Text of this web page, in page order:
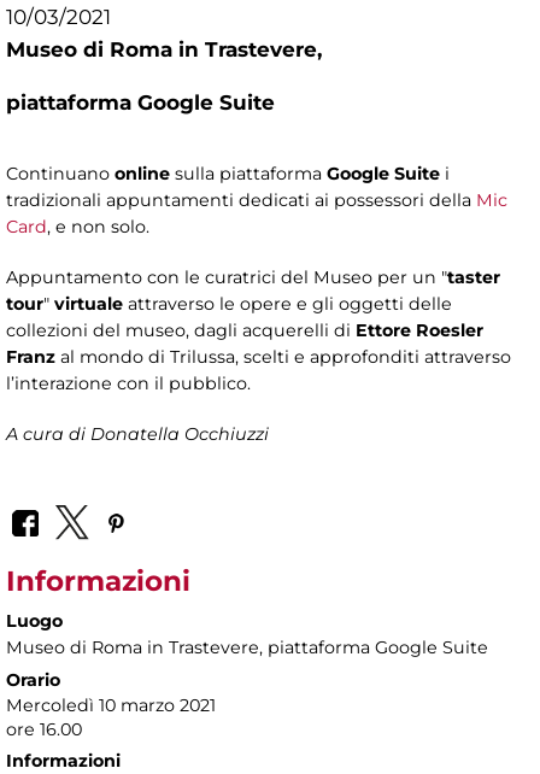
10/03/2021
Museo di Roma in Trastevere,
piattaforma Google Suite
Continuano online sulla piattaforma Google Suite i
tradizionali appuntamenti dedicati ai possessori della Mic
Card, e non solo.
Appuntamento con le curatrici del Museo per un "taster
tour" virtuale attraverso le opere e gli oggetti delle
collezioni del museo, dagli acquerelli di Ettore Roesler
Franz al mondo di Trilussa, scelti e approfonditi attraverso
l’interazione con il pubblico.
A cura di Donatella Occhiuzzi
Informazioni
Luogo
Museo di Roma in Trastevere, piattaforma Google Suite
Orario
Mercoledì 10 marzo 2021
ore 16.00
Informazioni